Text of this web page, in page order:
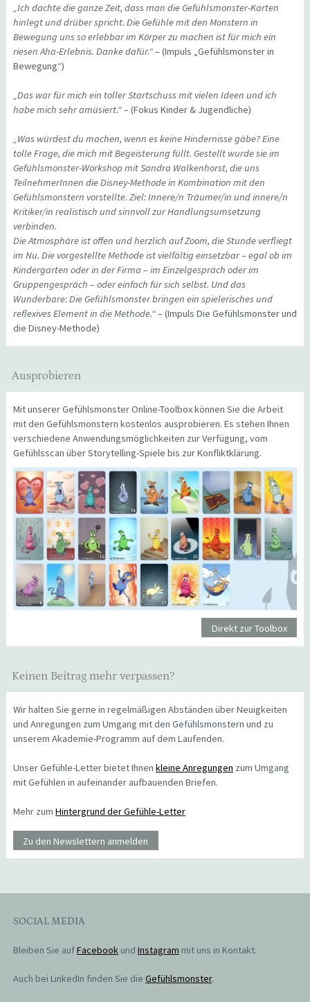
„Ich dachte die ganze Zeit, dass man die Gefühlsmonster-Karten
hinlegt und drüber spricht. Die Gefühle mit den Monstern in
Bewegung uns so erlebbar im Körper zu machen ist für mich ein
riesen Aha-Erlebnis. Danke dafür.“– (Impuls „Gefühlsmonster in
Bewegung“)
„Das war für mich ein toller Startschuss mit vielen Ideen und ich
habe mich sehr amüsiert.“ – (Fokus Kinder & Jugendliche)
„Was würdest du machen, wenn es keine Hindernisse gäbe? Eine
tolle Frage, die mich mit Begeisterung füllt. Gestellt wurde sie im
Gefühlsmonster-Workshop mit Sandra Walkenhorst, die uns
TeilnehmerInnen die Disney-Methode in Kombination mit den
Gefühlsmonstern vorstellte. Ziel: Innere/n Träumer/in und innere/n
Kritiker/in realistisch und sinnvoll zur Handlungsumsetzung
verbinden.
Die Atmosphäre ist offen und herzlich auf Zoom, die Stunde verfliegt
im Nu. Die vorgestellte Methode ist vielfältig einsetzbar – egal ob im
Kindergarten oder in der Firma – im Einzelgespräch oder im
Gruppengespräch – oder einfach für sich selbst. Und das
Wunderbare: Die Gefühlsmonster bringen ein spielerisches und
reflexives Element in die Methode.“– (Impuls Die Gefühlsmonster und
die Disney-Methode)
Ausprobieren
Mit unserer Gefühlsmonster Online-Toolbox können Sie die Arbeit
mit den Gefühlsmonstern kostenlos ausprobieren. Es stehen Ihnen
verschiedene Anwendungsmöglichkeiten zur Verfügung, vom
Gefühlsscan über Storytelling-Spiele bis zur Konfliktklärung.
Direkt zur Toolbox
Keinen Beitrag mehr verpassen?
Wir halten Sie gerne in regelmäßigen Abständen über Neuigkeiten
und Anregungen zum Umgang mit den Gefühlsmonstern und zu
unserem Akademie-Programm auf dem Laufenden.
Unser Gefühle-Letter bietet Ihnen kleine Anregungen zum Umgang
mit Gefühlen in aufeinander aufbauenden Briefen.
Mehr zum Hintergrund der Gefühle-Letter
Zu den Newslettern anmelden
SOCIAL MEDIA
Bleiben Sie aufFacebookund Instagram mit uns in Kontakt.
Auch bei LinkedIn finden Sie die Gefühlsmonster.